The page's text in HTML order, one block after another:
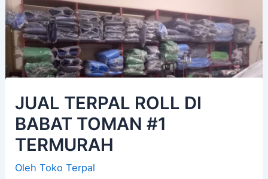
JUAL TERPAL ROLL DI
BABAT TOMAN #1
TERMURAH
OlehToko Terpal